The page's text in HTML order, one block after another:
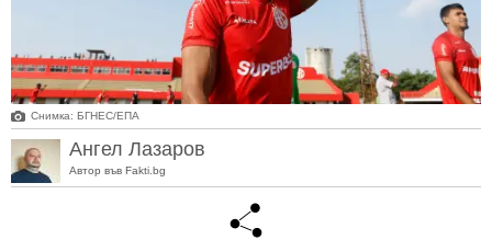
Снимка: БГНЕС/EПA
Ангел Лазаров
Автор във Fakti.bg